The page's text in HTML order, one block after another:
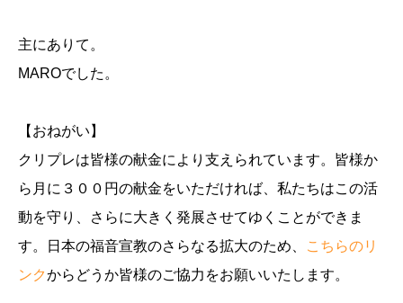
主にありて。
MAROでした。
【おねがい】
クリプレは皆様の献金により支えられています。皆様か
ら月に３００円の献金をいただければ、私たちはこの活
動を守り、さらに大きく発展させてゆくことができま
す。日本の福音宣教のさらなる拡大のため、
こちらのリ
ンクからどうか皆様のご協力をお願いいたします。